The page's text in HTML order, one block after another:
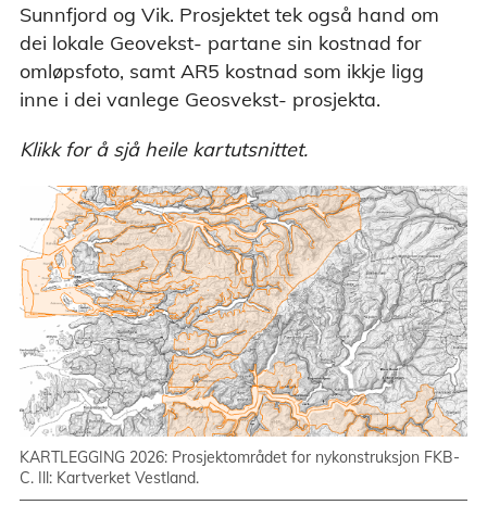
Sunnfjord og Vik. Prosjektet tek også hand om
dei lokale Geovekst- partane sin kostnad for
omløpsfoto, samt AR5 kostnad som ikkje ligg
inne i dei vanlege Geosvekst- prosjekta.
Klikk for å sjå heile kartutsnittet.
KARTLEGGING 2026: Prosjektområdet for nykonstruksjon FKB-
C. Ill: Kartverket Vestland.